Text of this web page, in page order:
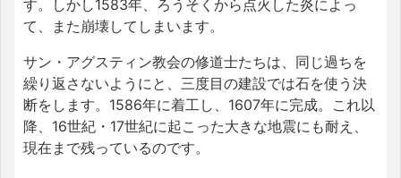
す。しかし1583年、ろうそくから点火した炎によっ
て、また崩壊してしまいます。
サン・アグスティン教会の修道士たちは、同じ過ちを
繰り返さないようにと、三度目の建設では石を使う決
断をします。1586年に着工し、1607年に完成。これ以
降、16世紀・17世紀に起こった大きな地震にも耐え、
現在まで残っているのです。